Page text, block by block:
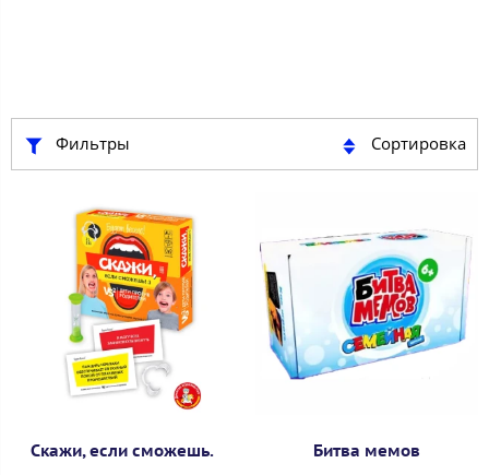
Фильтры Сортировка
Скажи, если сможешь. Битва мемов